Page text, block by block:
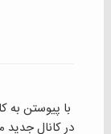
با پیوستن به
در کانال جدید